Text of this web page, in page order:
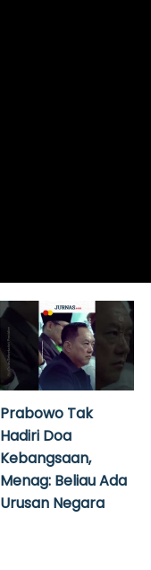
Prabowo Tak
Hadiri Doa
Kebangsaan,
Menag: Beliau Ada
Urusan Negara